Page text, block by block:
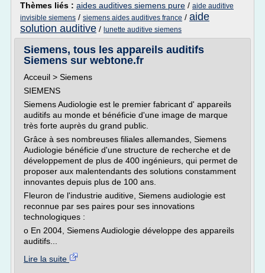
Thèmes liés : aides auditives siemens pure / aide auditive
invisible siemens / siemens aides auditives france / aide
solution auditive / lunette auditive siemens
Siemens, tous les appareils auditifs
Siemens sur webtone.fr
Acceuil > Siemens
SIEMENS
Siemens Audiologie est le premier fabricant d' appareils
auditifs au monde et bénéficie d'une image de marque
très forte auprès du grand public.
Grâce à ses nombreuses filiales allemandes, Siemens
Audiologie bénéficie d'une structure de recherche et de
développement de plus de 400 ingénieurs, qui permet de
proposer aux malentendants des solutions constamment
innovantes depuis plus de 100 ans.
Fleuron de l'industrie auditive, Siemens audiologie est
reconnue par ses paires pour ses innovations
technologiques :
o En 2004, Siemens Audiologie développe des appareils
auditifs...
Lire la suite